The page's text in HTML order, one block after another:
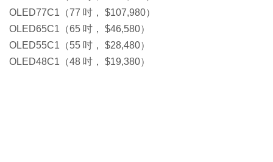
OLED77C1（77 吋， $107,980）
OLED65C1（65 吋， $46,580）
OLED55C1（55 吋， $28,480）
OLED48C1（48 吋， $19,380）